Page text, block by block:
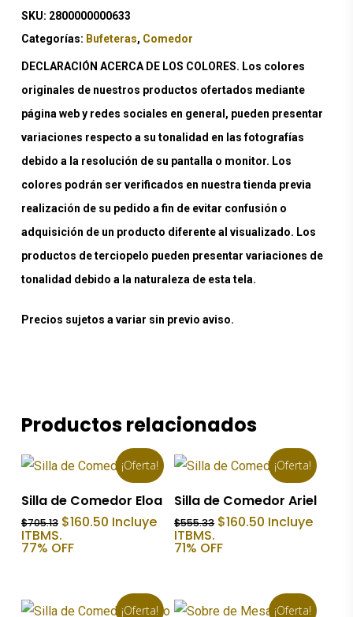
SKU: 2800000000633
Categorías: Bufeteras, Comedor
DECLARACIÓN ACERCA DE LOS COLORES. Los colores
originales de nuestros productos ofertados mediante
página web y redes sociales en general, pueden presentar
variaciones respecto a su tonalidad en las fotografías
debido a la resolución de su pantalla o monitor. Los
colores podrán ser verificados en nuestra tienda previa
realización de su pedido a fin de evitar confusión o
adquisición de un producto diferente al visualizado. Los
productos de terciopelo pueden presentar variaciones de
tonalidad debido a la naturaleza de esta tela.
Precios sujetos a variar sin previo aviso.
Productos relacionados
¡Oferta!
Añadir Al Carrito
Silla de Comedor Eloa
$705.13 El
precio
original
$160.50El
precio
Incluye
ITBMS.
77% OFF
¡Oferta!
Añadir Al Carrito
Silla de Comedor Ariel
$555.33 El
original
$160.50 El
precio
Incluye
ITBMS.
71% OFF
¡Oferta! ¡Oferta!